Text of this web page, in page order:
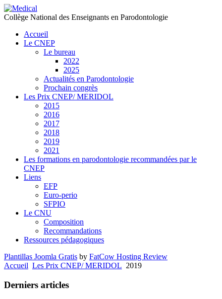
Collège National des Enseignants en Parodontologie
Accueil
Le CNEP
Le bureau
2022
2025
Actualités en Parodontologie
Prochain congrès
Les Prix CNEP/ MERIDOL
2015
2016
2017
2018
2019
2021
Les formations en parodontologie recommandées par le
CNEP
Liens
EFP
Euro-perio
SFPIO
Le CNU
Composition
Recommandations
Ressources pédagogiques
Plantillas Joomla Gratis by FatCow Hosting Review
Accueil Les Prix CNEP/ MERIDOL 2019
Derniers articles
précédente
précédent
suivante
suivant